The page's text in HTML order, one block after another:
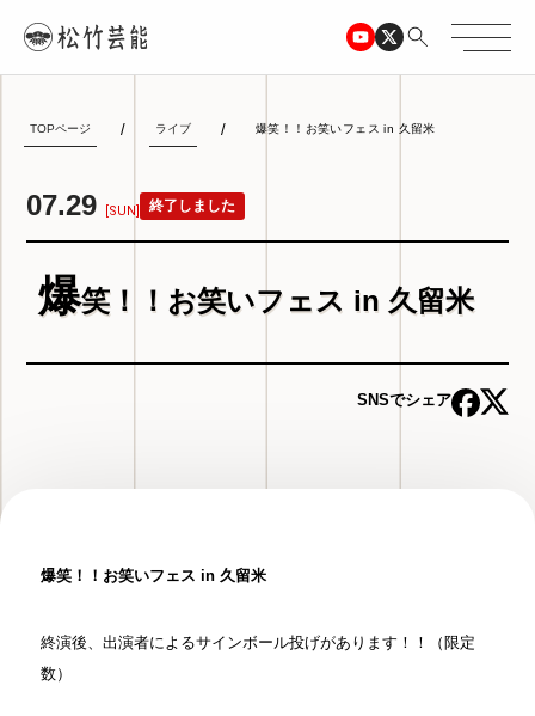
TOPページ ライブ 爆笑！！お笑いフェス in 久留米
07.29 [SUN] 終了しました
爆笑！！お笑いフェス in 久留米
SNSでシェア
爆笑！！お笑いフェス in 久留米
終演後、出演者によるサインボール投げがあります！！（限定
数）